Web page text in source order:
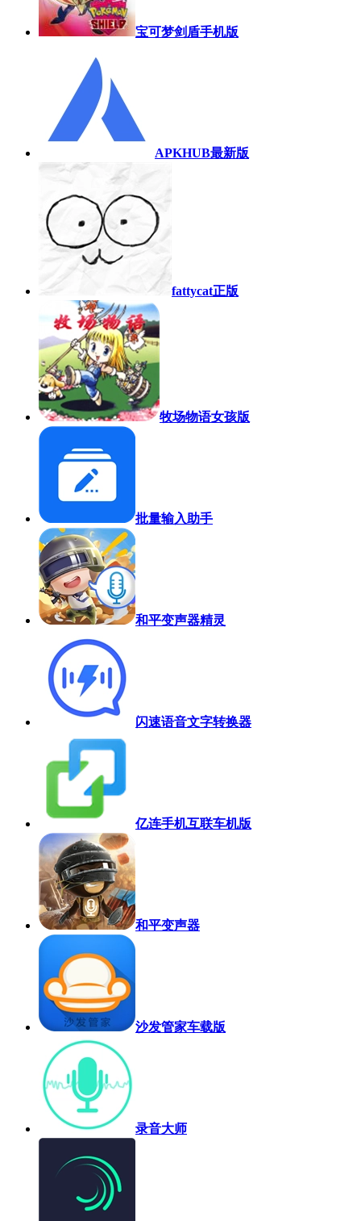
宝可梦剑盾手机版
APKHUB最新版
fattycat正版
牧场物语女孩版
批量输入助手
和平变声器精灵
闪速语音文字转换器
亿连手机互联车机版
和平变声器
沙发管家车载版
录音大师